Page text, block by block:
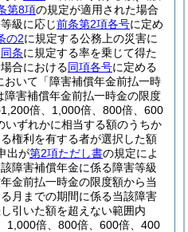
第8項の規定が適用された場合
級に応じ前条第2項各号に定め
の2に規定する公務上の災害に
同条に規定する率を乗じて得た
合における同項各号に定める
おいて「障害補償年金前払一時
障害補償年金前払一時金の限度
倍、1,000倍、800倍、600
ずれかに相当する額のうちか
権利を有する者が選択した額
出が第2項ただし書の規定によ
障害補償年金に係る障害等級
金前払一時金の限度額から当
月までの期間に係る当該障害
引いた額を超えない範囲内
1,000倍、800倍、600倍、400